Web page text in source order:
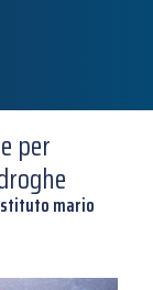
per
mario